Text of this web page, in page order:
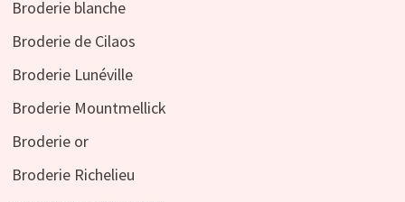
Broderie blanche
Broderie de Cilaos
Broderie Lunéville
Broderie Mountmellick
Broderie or
Broderie Richelieu